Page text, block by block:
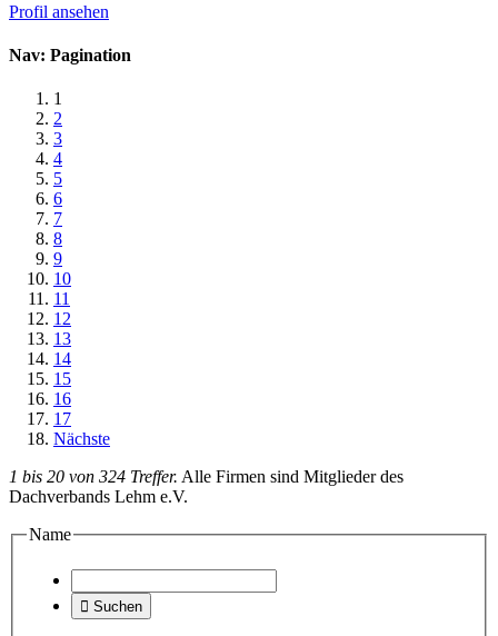
Profil ansehen
Nav: Pagination
1
2
3
4
5
6
7
8
9
10
11
12
13
14
15
16
17
Nächste
1 bis 20 von 324 Treffer. Alle Firmen sind Mitglieder des
Dachverbands Lehm e.V.
Name
 Suchen